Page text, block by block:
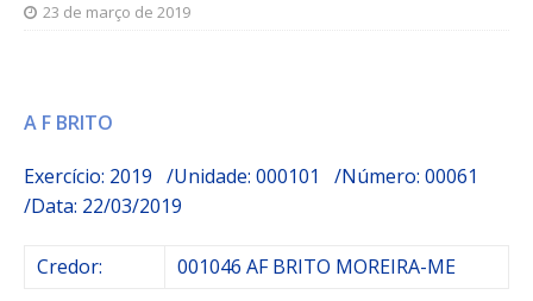
23 de março de 2019
A F BRITO
Exercício: 2019 /Unidade: 000101 /Número: 00061
/Data: 22/03/2019
Credor: 001046 AF BRITO MOREIRA-ME